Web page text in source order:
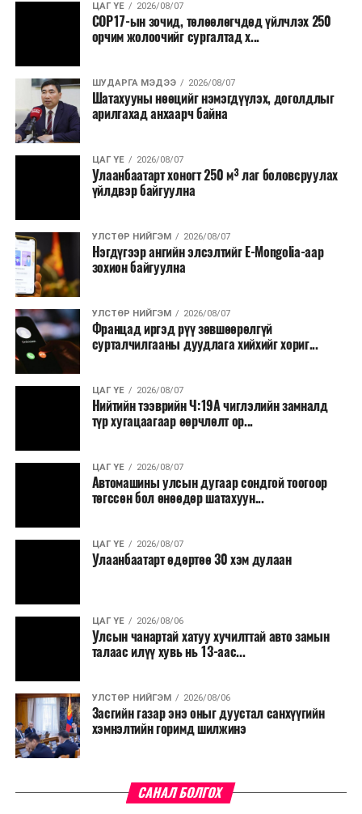
ЦАГ ҮЕ 2026/08/07
COP17-ын зочид, төлөөлөгчдөд үйлчлэх 250
орчим жолоочийг сургалтад х...
ШУДАРГА МЭДЭЭ 2026/08/07
Шатахууны нөөцийг нэмэгдүүлэх, доголдлыг
арилгахад анхаарч байна
ЦАГ ҮЕ 2026/08/07
Улаанбаатарт хоногт 250 м³ лаг боловсруулах
үйлдвэр байгуулна
УЛСТӨР НИЙГЭМ 2026/08/07
Нэгдүгээр ангийн элсэлтийг E-Mongolia-аар
зохион байгуулна
УЛСТӨР НИЙГЭМ 2026/08/07
Францад иргэд рүү зөвшөөрөлгүй
сурталчилгааны дуудлага хийхийг хориг...
ЦАГ ҮЕ 2026/08/07
Нийтийн тээврийн Ч:19А чиглэлийн замналд
түр хугацаагаар өөрчлөлт ор...
ЦАГ ҮЕ 2026/08/07
Автомашины улсын дугаар сондгой тоогоор
төгссөн бол өнөөдөр шатахуун...
ЦАГ ҮЕ 2026/08/07
Улаанбаатарт өдөртөө 30 хэм дулаан
ЦАГ ҮЕ 2026/08/06
Улсын чанартай хатуу хучилттай авто замын
талаас илүү хувь нь 13-аас...
УЛСТӨР НИЙГЭМ 2026/08/06
Засгийн газар энэ оныг дуустал санхүүгийн
хэмнэлтийн горимд шилжинэ
САНАЛ БОЛГОХ